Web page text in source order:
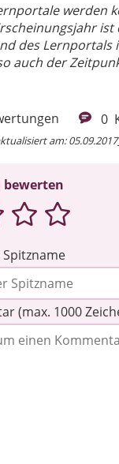
werden
ist
des Lernportals
auch der
0
am:
bewerten
(max. 1000